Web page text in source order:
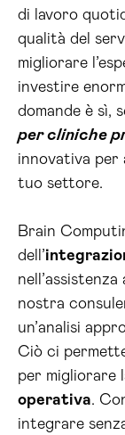
di lavoro
qualità del
migliorare
investire
domande è sì,
per cliniche
innovativa per
tuo settore.
Brain
dell’
nostra
un’analisi
Ciò ci
per migliorare
operativa.
integrare